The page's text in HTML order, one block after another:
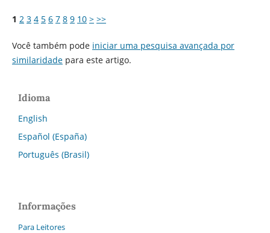
1 2 3 4 5 6 7 8 9 10 > >>
Você também pode iniciar uma pesquisa avançada por
similaridadepara este artigo.
Idioma
English
Español (España)
Português (Brasil)
Informações
Para Leitores